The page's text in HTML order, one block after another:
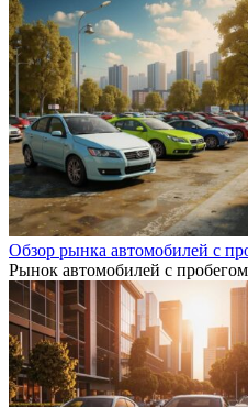
Обзор рынка автомобилей с
Рынок автомобилей с